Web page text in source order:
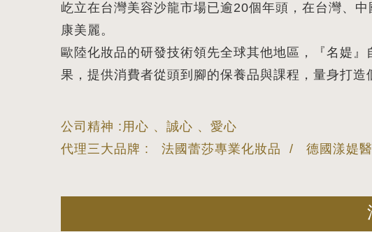
屹立在台灣美容沙龍市場已逾20個年頭，在台灣、
康美麗。
歐陸化妝品的研發技術領先全球其他地區，『名媞
果，提供消費者從頭到腳的保養品與課程，量身打
公司精神 :用心 、誠心 、愛心
代理三大品牌 : 法國蕾莎專業化妝品 / 德國漾媞